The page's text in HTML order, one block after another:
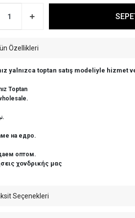
Özellikleri
yalnızca toptan satış modeliyle hizmet
Toptan
نبيع بالجملة.
на едро.
оптом.
χονδρικής μας
Seçenekleri